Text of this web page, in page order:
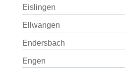
Eislingen
Ellwangen
Endersbach
Engen